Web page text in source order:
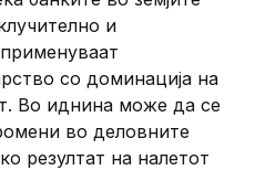
и
со доминација на
Во иднина може да се
во деловните
резултат на налетот